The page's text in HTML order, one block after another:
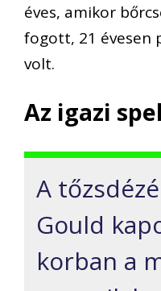
éves, amikor
fogott, 21 évesen
volt.
Az igazi
A
Gould
korban a